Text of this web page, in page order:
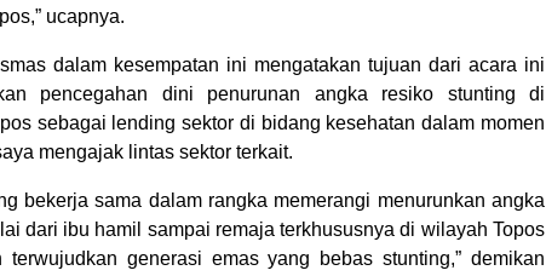
ucapnya.
dalam kesempatan ini mengatakan tujuan dari acara ini
pencegahan dini penurunan angka resiko stunting di
sebagai lending sektor di bidang kesehatan dalam momen
mengajak lintas sektor terkait.
bekerja sama dalam rangka memerangi menurunkan angka
dari ibu hamil sampai remaja terkhususnya di wilayah Topos
terwujudkan generasi emas yang bebas stunting,” demikan